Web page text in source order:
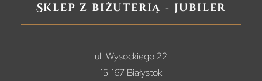
Sklep z biżuterią - jubiler
ul. Wysockiego 22
15-167 Białystok